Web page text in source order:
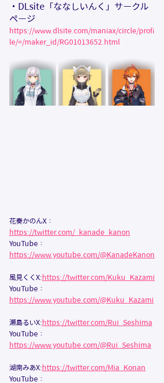
・DLsite「ななしいんく」サークル
ページ
https://www.dlsite.com/maniax/circle/profi
le/=/maker_id/RG01013652.html
花奏かのんX：
https://twitter.com/_kanade_kanon
YouTube：
https://www.youtube.com/@KanadeKanon
風見くくX: https://twitter.com/Kuku_Kazami
YouTube：
https://www.youtube.com/@Kuku_Kazami
瀬島るいX: https://twitter.com/Rui_Seshima
YouTube：
https://www.youtube.com/@Rui_Seshima
湖南みあX: https://twitter.com/Mia_Konan
YouTube：